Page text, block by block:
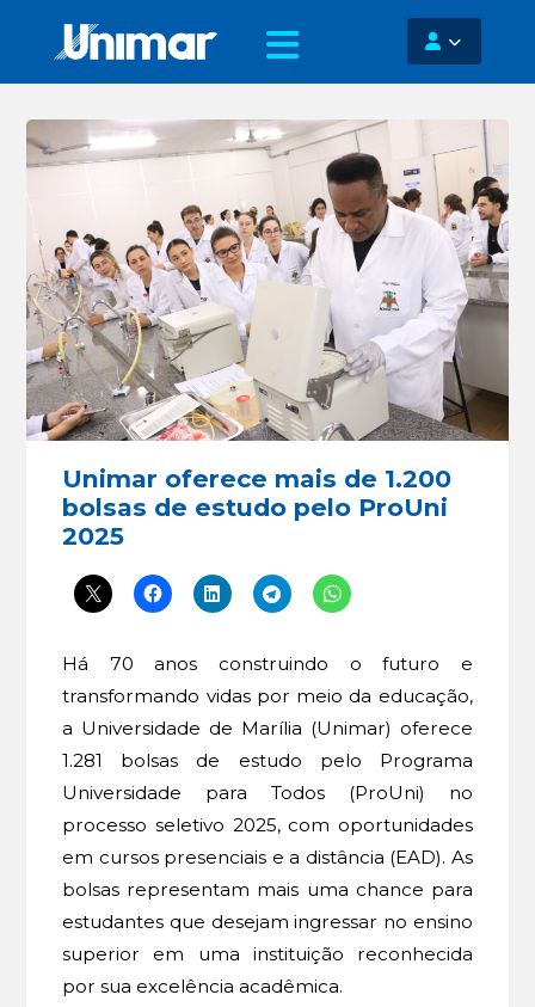
Unimar oferece mais de 1.200
bolsas de estudo pelo ProUni
2025
Há 70 anos construindo o futuro e
transformando vidas por meio da educação,
a Universidade de Marília (Unimar) oferece
1.281 bolsas de estudo pelo Programa
Universidade para Todos (ProUni) no
processo seletivo 2025, com oportunidades
em cursos presenciais e a distância (EAD). As
bolsas representam mais uma chance para
estudantes que desejam ingressar no ensino
superior em uma instituição reconhecida
por sua excelência acadêmica.